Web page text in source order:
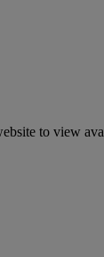
to view